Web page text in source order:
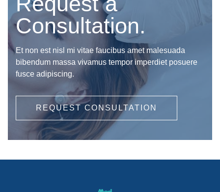
Consultation.
Et non est nisl mi vitae faucibus amet malesuada
bibendum massa vivamus tempor imperdiet posuere
fusce adipiscing.
REQUEST CONSULTATION